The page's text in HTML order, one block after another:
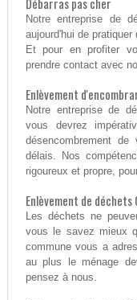
Débarras pas cher
Notre entreprise de
aujourd'hui de
Et pour en profiter
prendre contact avec
Enlèvement
Notre entreprise de
vous devrez
désencombrement
délais. Nos
rigoureux et propre,
Enlèvement de déchets
Les déchets ne
vous le savez mieux
commune vous a
au plus le ménage
pensez à nous.